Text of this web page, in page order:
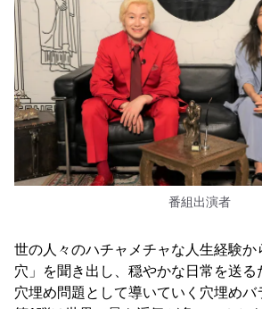
番組出演者
世の人々のハチャメチャな人生経験か
穴」を聞き出し、穏やかな日常を送る
穴埋め問題として導いていく穴埋めバ